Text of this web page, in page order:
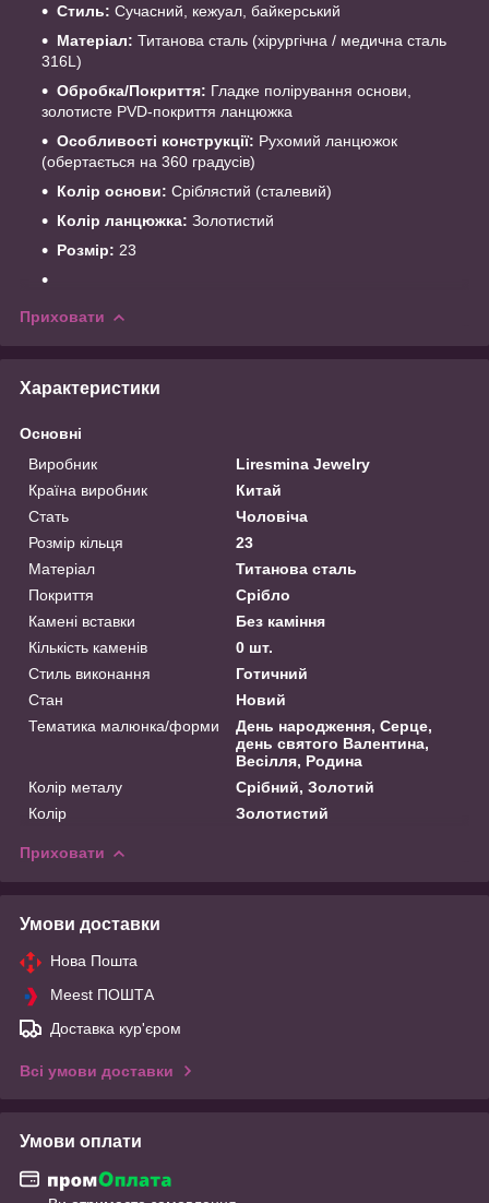
Стиль: Сучасний, кежуал, байкерський
Матеріал: Титанова сталь (хірургічна / медична сталь
316L)
Обробка/Покриття: Гладке полірування основи,
золотисте PVD-покриття ланцюжка
Особливості конструкції: Рухомий ланцюжок
(обертається на 360 градусів)
Колір основи: Сріблястий (сталевий)
Колір ланцюжка: Золотистий
Розмір: 23
Приховати
Характеристики
Основні
Виробник
Liresmina Jewelry
Країна виробник
Китай
Стать
Чоловіча
Розмір кільця
23
Матеріал
Титанова сталь
Покриття
Срібло
Камені вставки
Без каміння
Кількість каменів
0 шт.
Стиль виконання
Готичний
Стан
Новий
Тематика малюнка/форми
День народження, Серце,
день святого Валентина,
Весілля, Родина
Колір металу
Срібний, Золотий
Колір
Золотистий
Приховати
Умови доставки
Нова Пошта
Meest ПОШТА
Доставка кур'єром
Всі умови доставки
Умови оплати